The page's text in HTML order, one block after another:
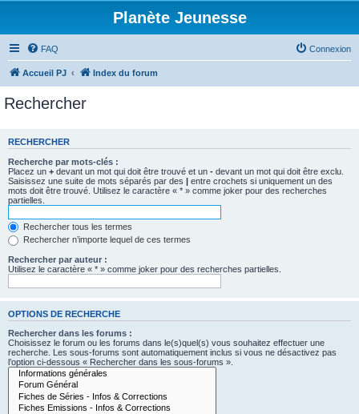
Planète Jeunesse
FAQ Connexion
Accueil PJ Index du forum
Rechercher
RECHERCHER
Recherche par mots-clés :
Placez un + devant un mot qui doit être trouvé et un - devant un mot qui doit être exclu.
Saisissez une suite de mots séparés par des | entre crochets si uniquement un des
mots doit être trouvé. Utilisez le caractère « * » comme joker pour des recherches
partielles.
Rechercher tous les termes
Rechercher n’importe lequel de ces termes
Rechercher par auteur :
Utilisez le caractère « * » comme joker pour des recherches partielles.
OPTIONS DE RECHERCHE
Rechercher dans les forums :
Choisissez le forum ou les forums dans le(s)quel(s) vous souhaitez effectuer une
recherche. Les sous-forums sont automatiquement inclus si vous ne désactivez pas
l’option ci-dessous « Rechercher dans les sous-forums ».